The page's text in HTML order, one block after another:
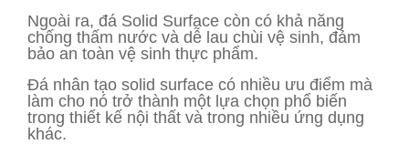
Ngoài ra, đá Solid Surface còn có khả năng
chống thấm nước và dễ lau chùi vệ sinh, đảm
bảo an toàn vệ sinh thực phẩm.
Đá nhân tạo solid surface có nhiều ưu điểm mà
làm cho nó trở thành một lựa chọn phổ biến
trong thiết kế nội thất và trong nhiều ứng dụng
khác.